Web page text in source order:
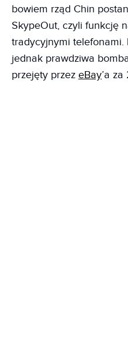
bowiem rząd Chin
SkypeOut, czyli funkcję
tradycyjnymi telefonami.
jednak prawdziwa
przejęty przez eBay’a